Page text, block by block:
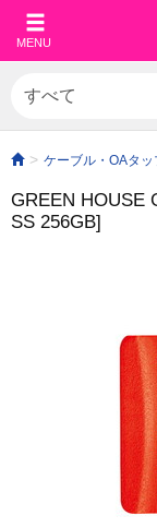
MENU
ケーブル・OAタ
GREEN HOUSE
SS 256GB]